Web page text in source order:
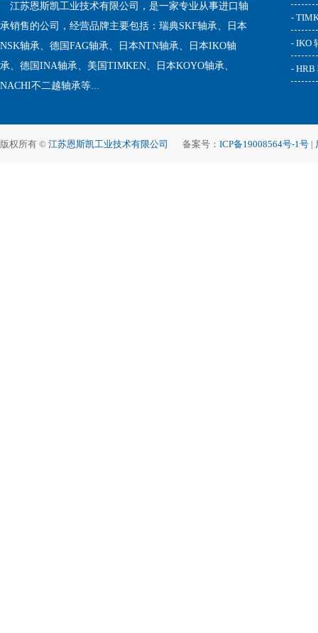
江苏恩斯凯工业技术有限公司，是一家专业从事进口轴
承销售的公司，经营品牌主要包括：瑞典SKF轴承、日本
NSK轴承、德国FAG轴承、日本NTN轴承、日本IKO轴
承、德国INA轴承、美国TIMKEN、日本KOYO轴承、
NACHI不二越轴承等...
-
- IKO
- HRB
版权所有 © 江苏恩斯凯工业技术有限公司 备案号： ICP备19008564号-1号 |